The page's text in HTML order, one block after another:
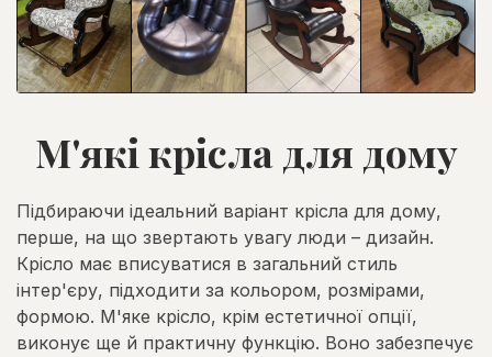
М'які крісла для дому
Підбираючи ідеальний варіант крісла для дому,
перше, на що звертають увагу люди – дизайн.
Крісло має вписуватися в загальний стиль
інтер'єру, підходити за кольором, розмірами,
формою. М'яке крісло, крім естетичної опції,
виконує ще й практичну функцію. Воно забезпечує